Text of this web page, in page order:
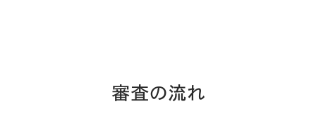
審査の流れ